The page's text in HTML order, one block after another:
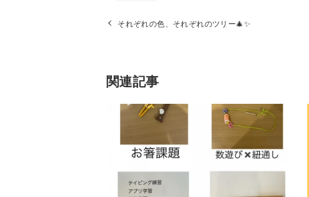
それぞれの色、それぞれのツリー🎄✨
関連記事